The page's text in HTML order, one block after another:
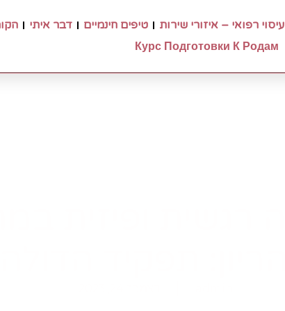
עיסוי רפואי – איזורי שירות טיפים חינמיים דבר איתי
Курс Подготовки К Родам